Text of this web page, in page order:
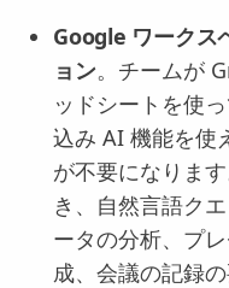
Google ワークス
ョン。チームが
ッドシートを使
込み AI 機能を使
が不要になりま
き、自然言語ク
ータの分析、プ
成、会議の記録